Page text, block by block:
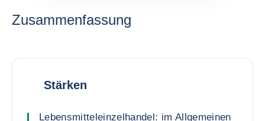
Zusammenfassung
Stärken
Lebensmitteleinzelhandel: im Allgemeinen